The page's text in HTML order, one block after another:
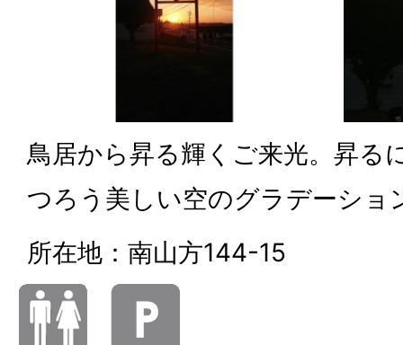
鳥居から昇る輝くご来光。昇る
つろう美しい空のグラデーショ
所在地：南山方144-15